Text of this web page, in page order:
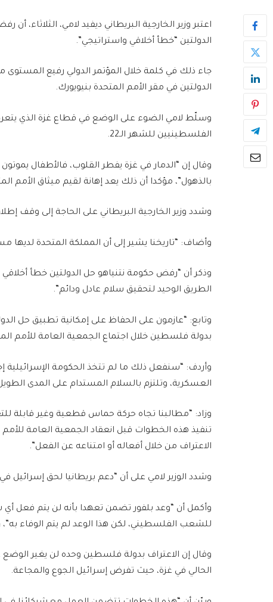
اعتبر وزير الخارجية البريطاني ديفيد لامي، الثلاثاء،
الدولتين “خطأ أخلاقي واستراتيجي”.
جاء ذلك في كلمة خلال المؤتمر الدولي رفيع
الدولتين في مقر الأمم المتحدة بنيويورك.
وسلّط لامي الضوء على الوضع في قطاع غزة الذي
الفلسطينيين للشهر الـ22.
وقال إن “الدمار في غزة يفطر القلوب، فالأطفال
بالذهول”، مؤكدا أن ذلك يعد إهانة لقيم ميثاق الأمم
وشدد وزير الخارجية البريطاني على الحاجة إلى وقف
وأضاف: “تاريخنا يشير إلى أن المملكة المتحدة
وذكر أن “رفض حكومة نتنياهو حل الدولتين خطأ
الطريق الوحيد لتحقيق سلام عادل ودائم”.
وتابع: “عازمون على الحفاظ على إمكانية تطبيق حل
بدولة فلسطين خلال اجتماع الجمعية العامة للأمم
وأردف: “سنفعل ذلك ما لم تتخذ الحكومة الإسرائيلية
العسكرية، وتلتزم بالسلام المستدام على المدى
وزاد: “مطالبنا تجاه حركة حماس قطعية وغير قابلة
تنفيذ هذه الخطوات قبل انعقاد الجمعية العامة
الاعتراف من خلال أفعاله أو امتناعه عن الفعل”.
وشدد الوزير لامي على أن “دعم بريطانيا لحق
وأكمل أن “وعد بلفور تضمن تعهدا بأنه لن يتم فعل
للشعب الفلسطيني، لكن هذا الوعد لم يتم الوفاء
وقال إن الاعتراف بدولة فلسطين وحده لن يغير
الحالي في غزة، حيث تفرض إسرائيل الجوع والمجاعة.